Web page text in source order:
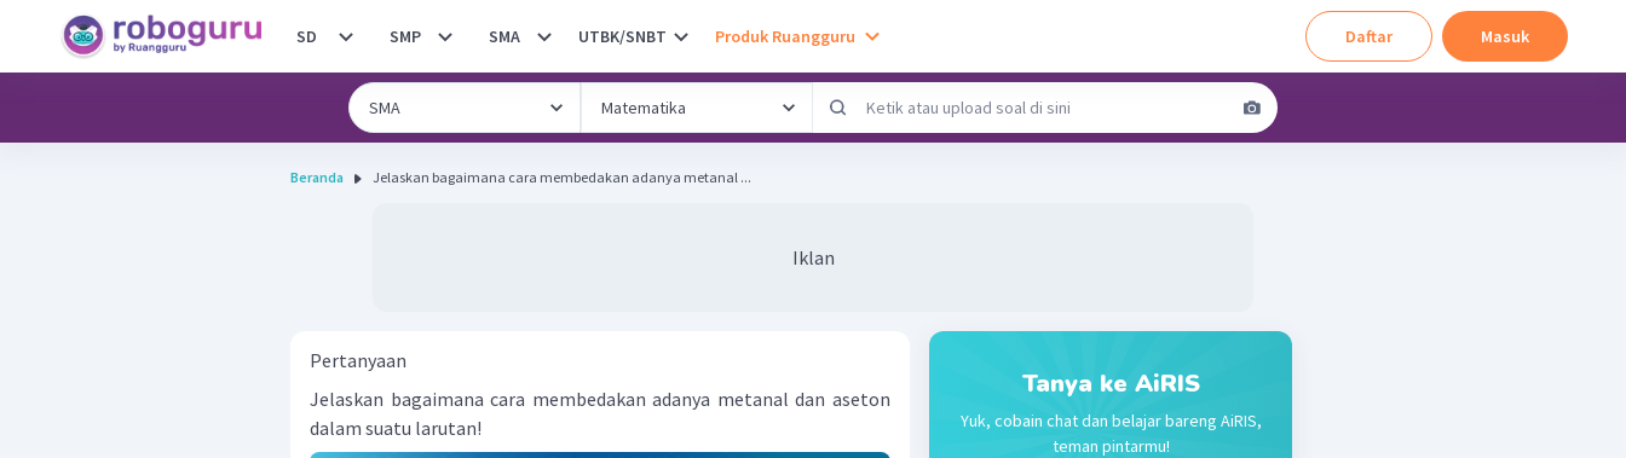
SD SMP SMA UTBK/SNBT Produk Ruangguru Daftar Masuk
Beranda Jelaskan bagaimana cara membedakan adanya metanal ...
Iklan
Pertanyaan
Jelaskan bagaimana cara membedakan adanya metanal dan aseton
dalam suatu larutan!
Tanya ke AiRIS
Yuk, cobain chat dan belajar bareng AiRIS,
teman pintarmu!